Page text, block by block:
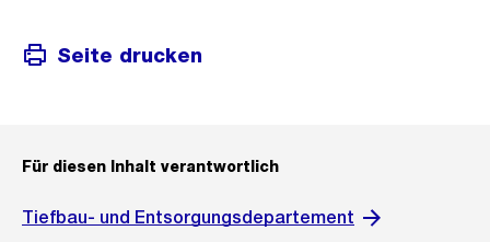
Seite drucken
Für diesen Inhalt verantwortlich
Tiefbau- und Entsorgungsdepartement